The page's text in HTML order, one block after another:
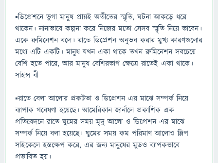
▪️ডিপ্রেশনে ভুগা মানুষ প্রায়ই অতীতের স্মৃতি, ঘটনা আকড়ে ধরে
থাকেন। নানাভাবে কল্পনা করে নিজের মতো সেসব স্মৃতি নিয়ে ভাবেন।
একে রুমিনেশন বলে। রাতে ডিপ্রেশন অনুভব করার মুখ্য কারণগুলোর
মধ্যে এটি একটি। মানুষ যখন একা থাকে তখন রুমিনেশন সবচেয়ে
বেশি হতে পারে, আর মানুষ বেশিরভাগ ক্ষেত্রে রাতেই একা থাকে।
সাইন্স বী
▪️রাতে বেলা আলোর প্রকটতা ও ডিপ্রেশন এর মাঝে সম্পর্ক নিয়ে
ব্যাপাক গবেষণা হয়েছে। আমেরিকান জার্নালে প্রকাশিক এক
প্রতিবেদনে রাতে ঘুমের সময় মৃদু আলো ও ডিপ্রেশন এর মাঝে
সম্পর্ক নিয়ে বলা হয়েছে। ঘুমের সময় কম পরিমাণ আলোও স্লিপ
সাইকেলে হস্তক্ষেপ করে, এর জন্য মানুষের মুডও ব্যাপকভাবে
প্রভাবিত হয়।